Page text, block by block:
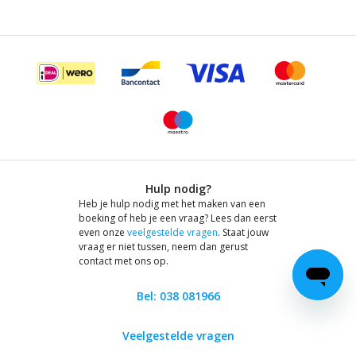
Hulp nodig?
Heb je hulp nodig met het maken van een
boeking of heb je een vraag? Lees dan eerst
even onze veelgestelde vragen. Staat jouw
vraag er niet tussen, neem dan gerust
contact met ons op.
Bel: 038 081966
Veelgestelde vragen